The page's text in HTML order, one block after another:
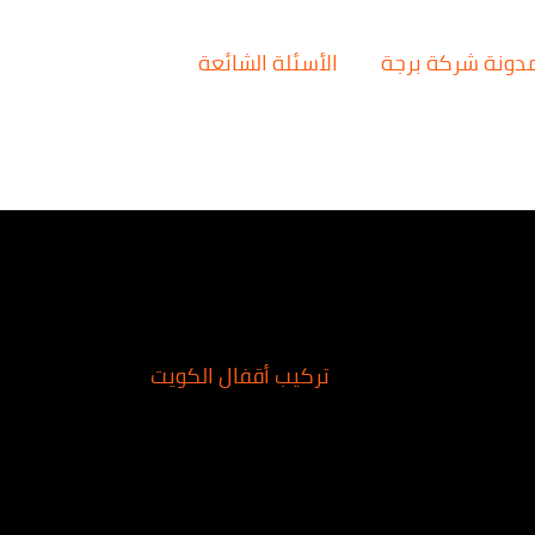
شركة برجة الأسئلة الشائعة
تركيب أقفال الكويت